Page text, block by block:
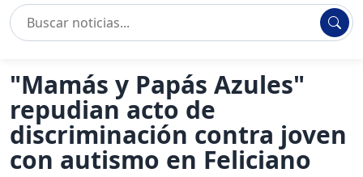
"Mamás y Papás Azules"
repudian acto de
discriminación contra joven
con autismo en Feliciano